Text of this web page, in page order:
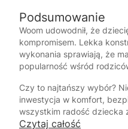
Podsumowanie
Woom udowodnił, że
kompromisem. Lekka
wykonania sprawiają, że
popularność wśród
Czy to najtańszy wybór?
inwestycja w komfort,
wszystkim radość dziecka
Czytaj całość